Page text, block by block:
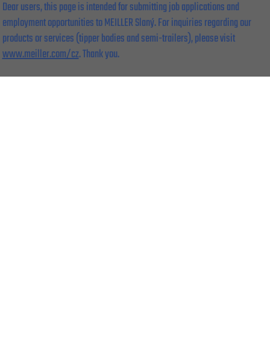
Dear users, this page is intended for submitting job applications and
employment opportunities to MEILLER Slaný. For inquiries regarding our
products or services (tipper bodies and semi-trailers), please visit
www.meiller.com/cz. Thank you.